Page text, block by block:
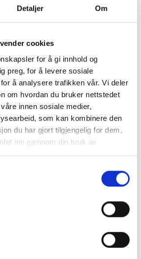
Detaljer Om
cookies
for å gi innhold og
preg, for å levere sosiale
å analysere trafikken vår. Vi deler
om hvordan du bruker nettstedet
innen sosiale medier,
som kan kombinere den
du har gjort tilgjengelig for dem,
inn gjennom din bruk av
Micro-C-kabel.
lavt inngangstap som anbefales for